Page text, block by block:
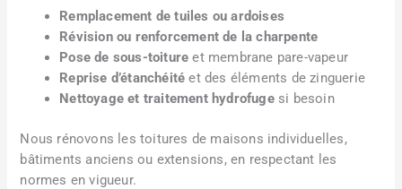
Remplacement de tuiles ou ardoises
Révision ou renforcement de la charpente
Pose de sous-toiture et membrane pare-vapeur
Reprise d’étanchéité et des éléments de zinguerie
Nettoyage et traitement hydrofugesi besoin
Nous rénovons les toitures de maisons individuelles,
bâtiments anciens ou extensions, en respectant les
normes en vigueur.